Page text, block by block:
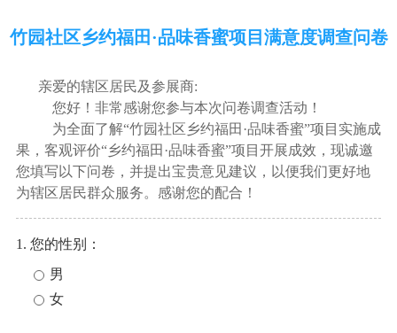
竹园社区乡约福田·品味香蜜项目满意度调查问卷
亲爱的辖区居民及参展商:
您好！非常感谢您参与本次问卷调查活动！
为全面了解“竹园社区乡约福田·品味香蜜”项目实施成
果，客观评价“乡约福田·品味香蜜”项目开展成效，现诚邀
您填写以下问卷，并提出宝贵意见建议，以便我们更好地
为辖区居民群众服务。感谢您的配合！
1. 您的性别：
男
女